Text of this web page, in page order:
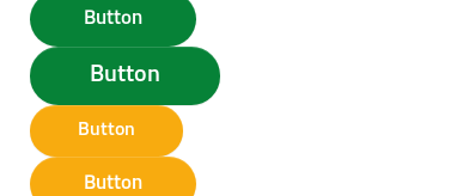
Button
Button
Button
Button